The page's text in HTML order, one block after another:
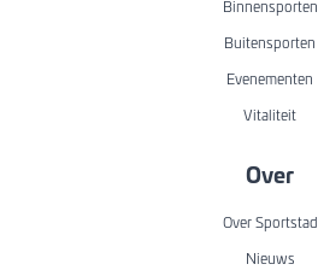
Binnensporten
Buitensporten
Evenementen
Vitaliteit
Over
Over Sportstad
Nieuws